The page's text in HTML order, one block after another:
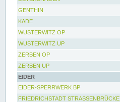
GENTHIN
KADE
WUSTERWITZ OP
WUSTERWITZ UP
ZERBEN OP
ZERBEN UP
EIDER
EIDER-SPERRWERK BP
FRIEDRICHSTADT STRASSENBRÜCKE